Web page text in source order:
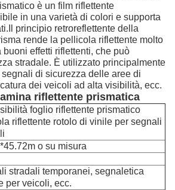
è un film riflettente
in una varietà di colori e supporta
principio retroreflettente della
rende la pellicola riflettente molto
effetti riflettenti, che può
stradale. È utilizzato principalmente
di sicurezza delle aree di
dei veicoli ad alta visibilità, ecc.
riflettente prismatica
foglio riflettente prismatico
riflettente rotolo di vinile per segnali
o su misura
stradali temporanei, segnaletica
per veicoli, ecc.